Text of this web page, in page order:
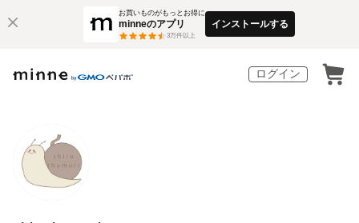
お買いものがもっとお得に
minneのアプリ
3万件以上
インストールする
ログイン